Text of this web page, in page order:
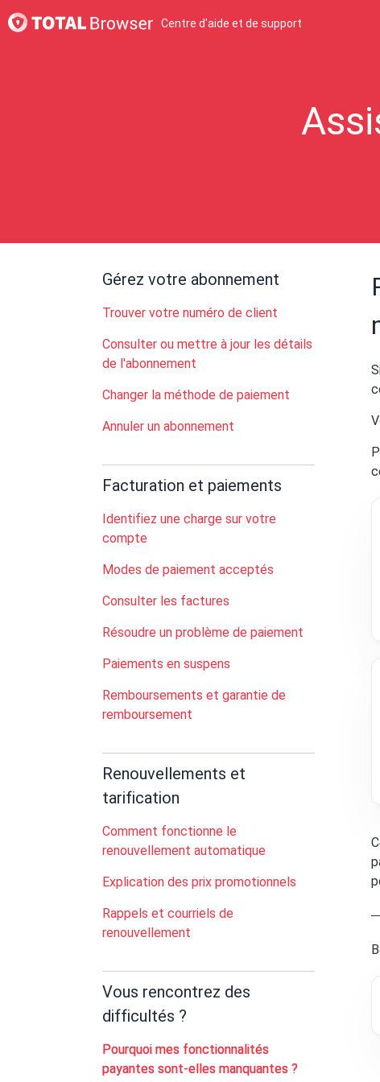
Centre d'aide et de support
Gérez votre abonnement
Trouver votre numéro de client
Consulter ou mettre à jour les détails
de l'abonnement
Changer la méthode de paiement
Annuler un abonnement
Facturation et paiements
Identifiez une charge sur votre
compte
Modes de paiement acceptés
Consulter les factures
Résoudre un problème de paiement
Paiements en suspens
Remboursements et garantie de
remboursement
Renouvellements et
tarification
Comment fonctionne le
renouvellement automatique
Explication des prix promotionnels
Rappels et courriels de
renouvellement
Vous rencontrez des
difficultés ?
Pourquoi mes fonctionnalités
payantes sont-elles manquantes ?